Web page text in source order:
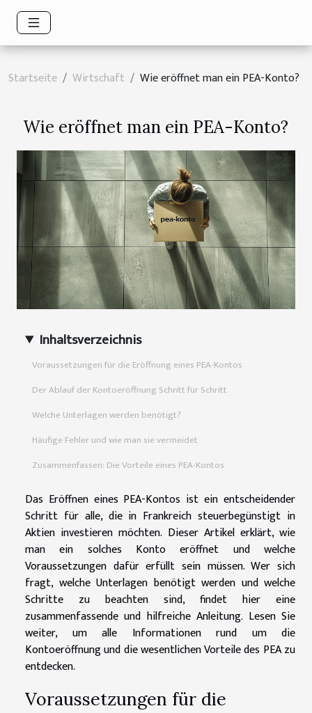
Startseite Wirtschaft Wie eröffnet man ein PEA-Konto?
Wie eröffnet man ein PEA-Konto?
Inhaltsverzeichnis
Voraussetzungen für die Eröffnung eines PEA-Kontos
Der Ablauf der Kontoeröffnung Schritt für Schritt
Welche Unterlagen werden benötigt?
Häufige Fehler und wie man sie vermeidet
Zusammenfassen: Die Vorteile eines PEA-Kontos
Das Eröffnen eines PEA-Kontos ist ein entscheidender
Schritt für alle, die in Frankreich steuerbegünstigt in
Aktien investieren möchten. Dieser Artikel erklärt, wie
man ein solches Konto eröffnet und welche
Voraussetzungen dafür erfüllt sein müssen. Wer sich
fragt, welche Unterlagen benötigt werden und welche
Schritte zu beachten sind, findet hier eine
zusammenfassende und hilfreiche Anleitung. Lesen Sie
weiter, um alle Informationen rund um die
Kontoeröffnung und die wesentlichen Vorteile des PEA zu
entdecken.
Voraussetzungen für die